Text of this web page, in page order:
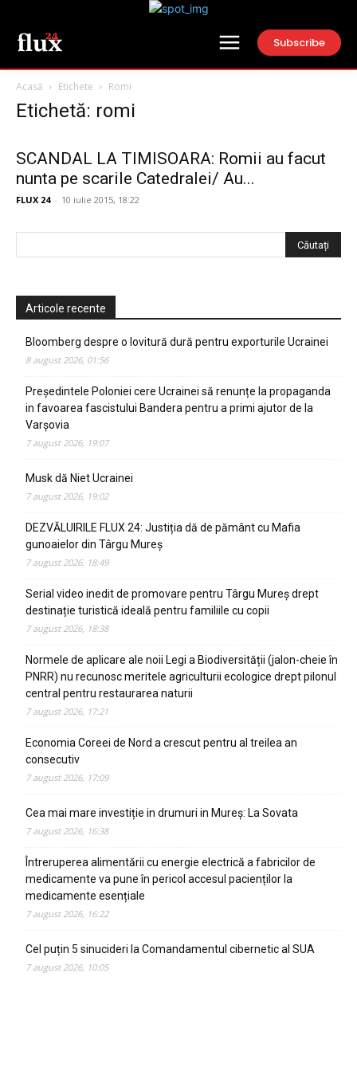
Subscribe
Acasă Etichete Romi
Etichetă: romi
SCANDAL LA TIMISOARA: Romii au facut
nunta pe scarile Catedralei/ Au...
FLUX 24 - 10 iulie 2015, 18:22
Articole recente
Bloomberg despre o lovitură dură pentru exporturile Ucrainei
8 august 2026, 01:56
Președintele Poloniei cere Ucrainei să renunțe la propaganda
in favoarea fascistului Bandera pentru a primi ajutor de la
Varșovia
7 august 2026, 19:07
Musk dă Niet Ucrainei
7 august 2026, 19:02
DEZVĂLUIRILE FLUX 24: Justiția dă de pământ cu Mafia
gunoaielor din Târgu Mureș
7 august 2026, 18:49
Serial video inedit de promovare pentru Târgu Mureș drept
destinație turistică ideală pentru familiile cu copii
7 august 2026, 18:38
Normele de aplicare ale noii Legi a Biodiversității (jalon-cheie în
PNRR) nu recunosc meritele agriculturii ecologice drept pilonul
central pentru restaurarea naturii
7 august 2026, 17:21
Economia Coreei de Nord a crescut pentru al treilea an
consecutiv
7 august 2026, 17:09
Cea mai mare investiție in drumuri in Mureș: La Sovata
7 august 2026, 16:38
Întreruperea alimentării cu energie electrică a fabricilor de
medicamente va pune în pericol accesul pacienților la
medicamente esențiale
7 august 2026, 16:22
Cel puțin 5 sinucideri la Comandamentul cibernetic al SUA
7 august 2026, 10:05